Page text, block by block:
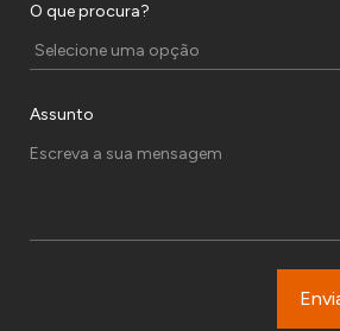
O que procura?
Assunto